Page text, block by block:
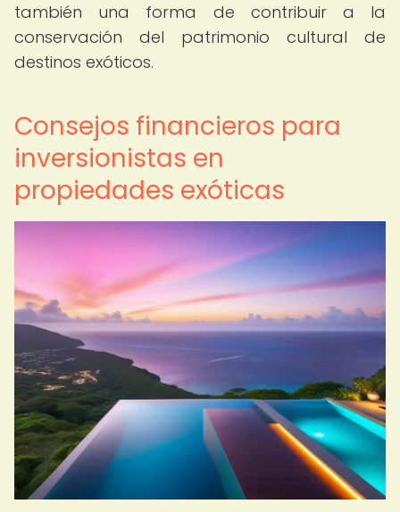
también una forma de contribuir a la
conservación del patrimonio cultural de
destinos exóticos.
Consejos financieros para
inversionistas en
propiedades exóticas